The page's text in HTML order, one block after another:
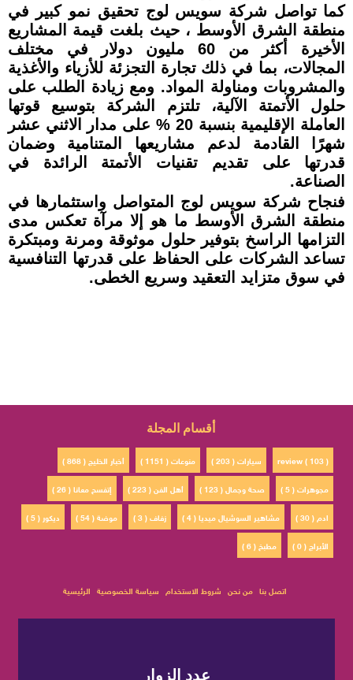
كما تواصل شركة سويس لوج تحقيق نمو كبير في
منطقة الشرق الأوسط ، حيث بلغت قيمة المشاريع
الأخيرة أكثر من 60 مليون دولار في مختلف
المجالات، بما في ذلك تجارة التجزئة للأزياء والأغذية
والمشروبات ومناولة المواد. ومع زيادة الطلب على
حلول الأتمتة الآلية، تلتزم الشركة بتوسيع قوتها
العاملة الإقليمية بنسبة 20 % على مدار الاثني عشر
شهرًا القادمة لدعم مشاريعها المتنامية وضمان
قدرتها على تقديم تقنيات الأتمتة الرائدة في
الصناعة.
فنجاح شركة سويس لوج المتواصل واستثمارها في
منطقة الشرق الأوسط ما هو إلا مرآة تعكس مدى
التزامها الراسخ بتوفير حلول موثوقة ومرنة ومبتكرة
تساعد الشركات على الحفاظ على قدرتها التنافسية
في سوق متزايد التعقيد وسريع الخطى.
أقسام المجلة
أخبار الخليج ( 868 ) منوعات ( 1151 ) سيارات ( 203 )
review ( 103 )
إتفسح معانا ( 26 )
أهل الفن ( 223 ) صحة وجمال ( 123 )
مجوهرات ( 5 )
ديكور ( 5 )
موضة ( 54 ) زفاف ( 3 ) مشاهير السوشيال ميديا ( 4 )
ادم ( 30 )
مطبخ ( 6 )
الأبراج ( 0 )
الرئيسية سياسة الخصوصية شروط الاستخدام من نحن اتصل بنا
عدد الزوار